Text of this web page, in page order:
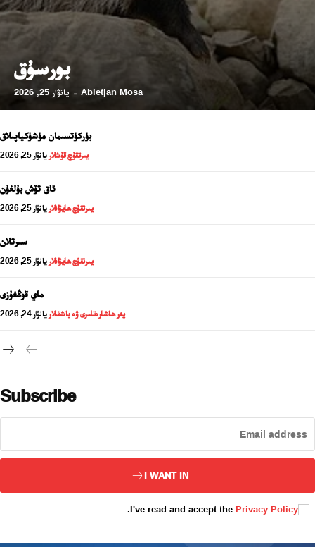
ئەزا بولاي
بورسۇق
Abletjan Mosa
- يانۋار 25, 2026
بۈركۈتسىمان مۈشۈكياپىلاق
يىرتقۇچ قۇشلار يانۋار 25, 2026
ئاق تۆش بۇلغۇن
يىرتقۇچ ھايۋانلار يانۋار 25, 2026
سىرتلان
يىرتقۇچ ھايۋانلار يانۋار 25, 2026
ماي قوڭغۇزى
يەر ھاشارەتلىرى ۋە باشقىلار يانۋار 24, 2026
Subscribe
I WANT IN
I've read and accept the Privacy Policy
.